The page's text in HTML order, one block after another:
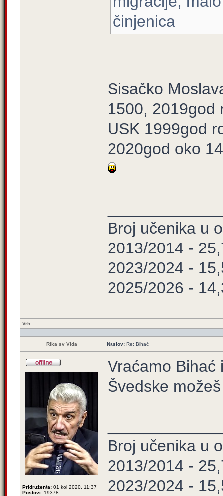
činjenica
Sisačko
1500, 2019god
USK 1999god
2020god oko
Broj učenika u
2013/2014 -
2023/2024 -
2025/2026 -
Vrh
Rika sv Vida Naslov: Re: Bihać
Pridružen/a: 01 kol 2020, 11:37
Postovi: 19378
Vraćamo Bihać
Švedske
Broj učenika u
2013/2014 -
2023/2024 -